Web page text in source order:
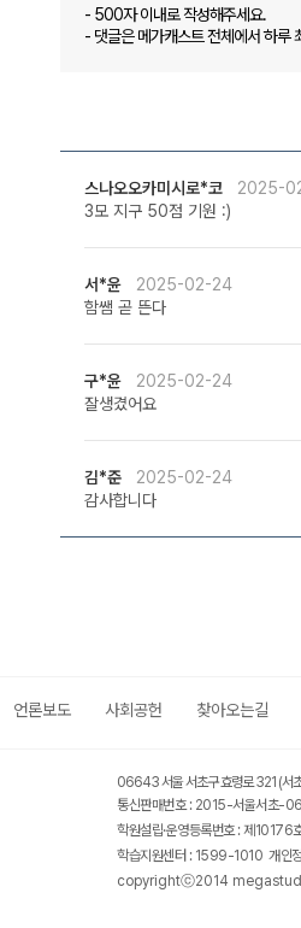
- 500자 이내로 작성해주세요.
- 댓글은 메가캐스트 전체에서 하루
스나오오카미시로*코 2025-
3모 지구 50점 기원 :)
서*윤 2025-02-24
함쌤 곧 뜬다
구*윤 2025-02-24
잘생겼어요
김*준 2025-02-24
감사합니다
언론보도 사회공헌 찾아오는길
06643 서울 서초구 효령로 321 (서
통신판매번호 : 2015-서울서초-
학원설립·운영등록번호 : 제10176
학습지원센터 : 1599-1010 개인
copyrightⓒ2014